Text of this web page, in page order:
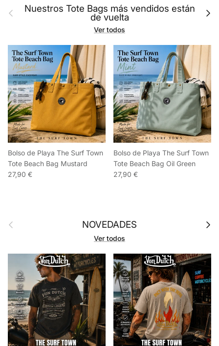
AnteriorNuestros Tote Bags más vendidos están
de vuelta
Ver todos
Bolso de Playa The Surf Town
Tote Beach Bag Mustard
27,90 €
Bolso de Playa The Surf Town
Tote Beach Bag Oil Green
27,90 €
Anterior NOVEDADES
Ver todos